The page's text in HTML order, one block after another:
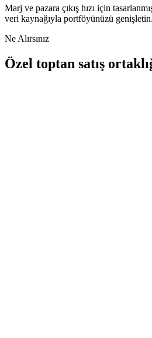
Marj ve pazara çıkış hızı için
veri kaynağıyla portföyünüzü genişletin.
Ne Alırsınız
Özel toptan satış